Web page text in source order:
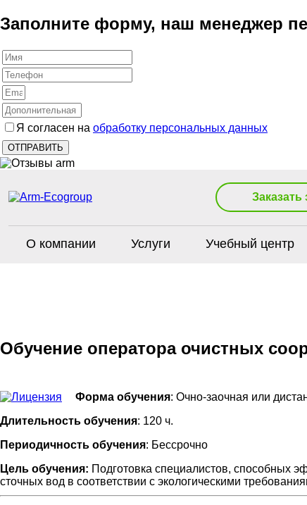
Заполните форму, наш менеджер
Я согласен на обработку персональных данных
Заказать
О компании Услуги Учебный центр
Обучение оператора очистных
Форма обучения: Очно-заочная или
Длительность обучения: 120 ч.
Периодичность обучения: Бессрочно
Цель обучения: Подготовка специалистов, способных
сточных вод в соответствии с экологическими